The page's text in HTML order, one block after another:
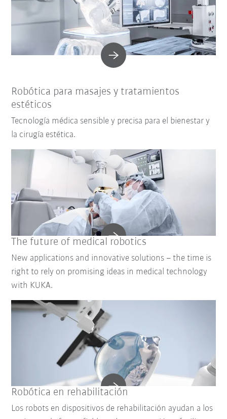
Robótica para masajes y tratamientos
estéticos
Tecnología médica sensible y precisa para el bienestar y
la cirugía estética.
The future of medical robotics
New applications and innovative solutions – the time is
right to rely on promising ideas in medical technology
with KUKA.
Robótica en rehabilitación
Los robots en dispositivos de rehabilitación ayudan a los